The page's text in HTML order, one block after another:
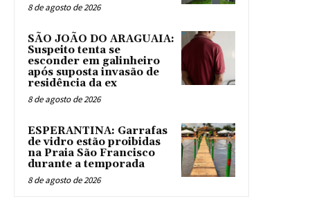
8 de agosto de 2026
SÃO JOÃO DO ARAGUAIA:
Suspeito tenta se
esconder em galinheiro
após suposta invasão de
residência da ex
8 de agosto de 2026
ESPERANTINA: Garrafas
de vidro estão proibidas
na Praia São Francisco
durante a temporada
8 de agosto de 2026